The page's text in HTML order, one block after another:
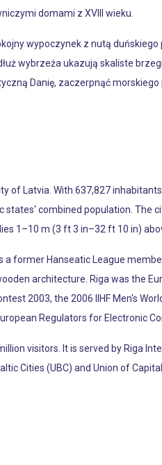
domami z XVIII wieku.
wypoczynek z nutą
wybrzeża ukazują skaliste
Danię, zaczerpnąć morskiego
of Latvia. With 637,827
combined population. The
1–10 m (3 ft 3 in–32 ft 10 in)
a former Hanseatic League
architecture. Riga was the
2003, the 2006 IIHF Men's
Regulators for Electronic
visitors. It is served by Riga
Cities (UBC) and Union of